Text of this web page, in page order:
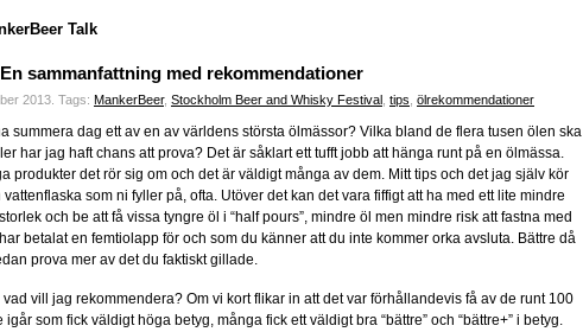
Talk
sammanfattning med rekommendationer
2013. Tags: MankerBeer, Stockholm Beer and Whisky Festival tips ölrekommendationer
summera dag ett av en av världens största ölmässor? Vilka bland de flera tusen ölen ska
har jag haft chans att prova? Det är såklart ett tufft jobb att hänga runt på en ölmässa.
produkter det rör sig om och det är väldigt många av dem. Mitt tips och det jag själv kör
som ni fyller på, ofta. Utöver det kan det vara fiffigt att ha med ett lite mindre
och be att få vissa tyngre öl i “half pours”, mindre öl men mindre risk att fastna med
betalat en femtiolapp för och som du känner att du inte kommer orka avsluta. Bättre då
prova mer av det du faktiskt gillade.
vill jag rekommendera? Om vi kort flikar in att det var förhållandevis få av de runt 100
som fick väldigt höga betyg, många fick ett väldigt bra “bättre” och “bättre+” i betyg.